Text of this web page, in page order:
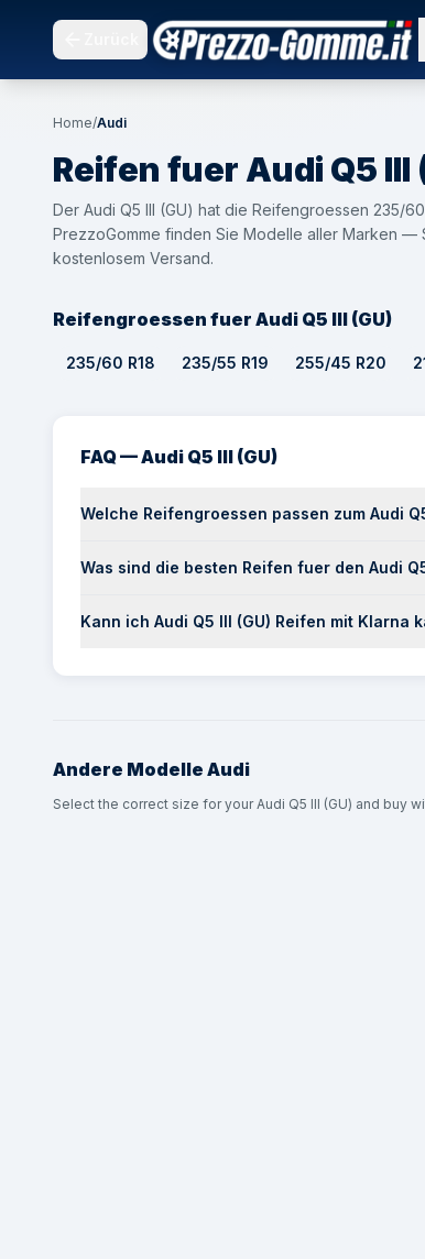
Home/Audi
Reifen fuer Audi Q5 III
Der Audi Q5 III (GU) hat die Reifengroessen 235/
PrezzoGomme finden Sie Modelle aller Marken —
kostenlosem Versand.
Reifengroessen fuer Audi Q5 III (GU)
235/60 R18 235/55 R19 255/45 R20
FAQ — Audi Q5 III (GU)
Welche Reifengroessen passen zum Audi
Was sind die besten Reifen fuer den Audi
Kann ich Audi Q5 III (GU) Reifen mit Klarna
Andere Modelle Audi
Select the correct size for your Audi Q5 III (GU) and buy